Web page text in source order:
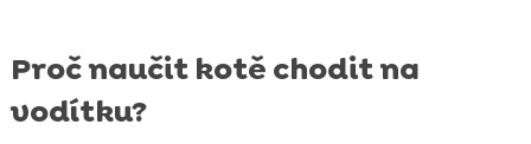
Proč naučit kotě chodit na
vodítku?